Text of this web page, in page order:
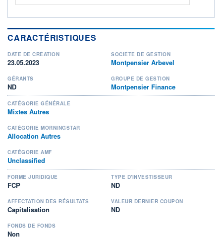
CARACTÉRISTIQUES
DATE DE CRÉATION
23.05.2023
SOCIÉTÉ DE GESTION
Montpensier Arbevel
GÉRANTS
ND
GROUPE DE GESTION
Montpensier Finance
CATÉGORIE GÉNÉRALE
Mixtes Autres
CATÉGORIE MORNINGSTAR
Allocation Autres
CATÉGORIE AMF
Unclassified
FORME JURIDIQUE
FCP
TYPE D'INVESTISSEUR
ND
AFFECTATION DES RÉSULTATS
Capitalisation
VALEUR DERNIER COUPON
ND
FONDS DE FONDS
Non